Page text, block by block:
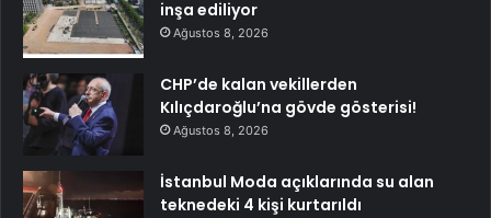
inşa ediliyor
Ağustos 8, 2026
CHP’de kalan vekillerden
Kılıçdaroğlu’na gövde gösterisi!
Ağustos 8, 2026
İstanbul Moda açıklarında su alan
teknedeki 4 kişi kurtarıldı